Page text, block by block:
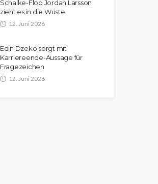
Schalke-Flop Jordan Larsson
zieht es in die Wüste
12. Juni 2026
Edin Dzeko sorgt mit
Karriereende-Aussage für
Fragezeichen
12. Juni 2026